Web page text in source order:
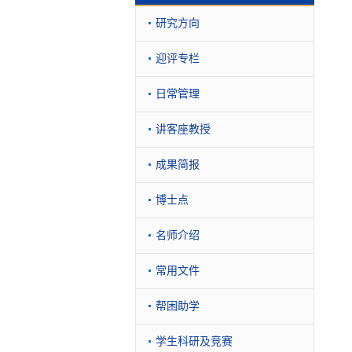
研究方向
迎评专栏
日常管理
讲客座教授
成果简报
博士点
名师介绍
常用文件
帮困助学
学生科研及竞赛